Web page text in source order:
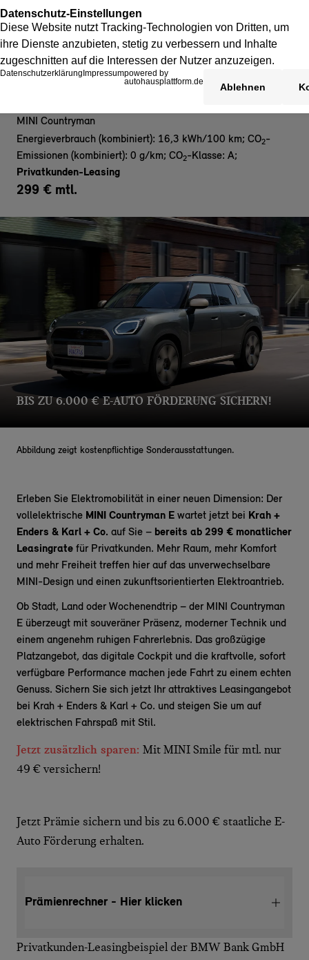
MINI Countryman
Energieverbrauch (kombiniert): 16,3 kWh/100 km; CO2-
Emissionen (kombiniert): 0 g/km; CO2-Klasse: A;
Privatkunden-Leasing
299 € mtl.
BIS ZU 6.000 € E-AUTO FÖRDERUNG SICHERN!
Abbildung zeigt kostenpflichtige Sonderausstattungen.
Erleben Sie Elektromobilität in einer neuen Dimension: Der
vollelektrische MINI Countryman E wartet jetzt bei Krah +
Enders & Karl + Co. auf Sie – bereits ab 299 € monatlicher
Leasingrate für Privatkunden. Mehr Raum, mehr Komfort
und mehr Freiheit treffen hier auf das unverwechselbare
MINI-Design und einen zukunftsorientierten Elektroantrieb.
Ob Stadt, Land oder Wochenendtrip – der MINI Countryman
E überzeugt mit souveräner Präsenz, moderner Technik und
einem angenehm ruhigen Fahrerlebnis. Das großzügige
Platzangebot, das digitale Cockpit und die kraftvolle, sofort
verfügbare Performance machen jede Fahrt zu einem echten
Genuss. Sichern Sie sich jetzt Ihr attraktives Leasingangebot
bei Krah + Enders & Karl + Co. und steigen Sie um auf
elektrischen Fahrspaß mit Stil.
Jetzt zusätzlich sparen: Mit MINI Smile für mtl. nur
49 € versichern!
Jetzt Prämie sichern und bis zu 6.000 € staatliche E-
Auto Förderung erhalten.
Prämienrechner - Hier klicken
Privatkunden-Leasingbeispiel der BMW Bank GmbH